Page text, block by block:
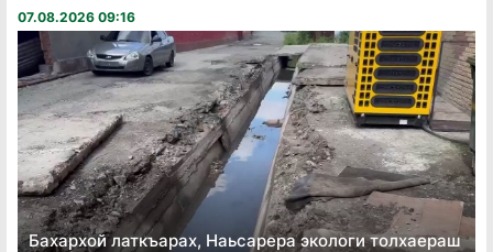
07.08.2026 09:16
Бахархой латкъарах, Наьсарера экологи толхаераш